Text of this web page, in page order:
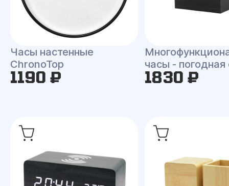
Часы настенные
ChronoTop
1190 ₽
часы - погодная
1830 ₽